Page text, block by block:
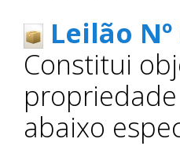
Leilão
Constitui
abaixo